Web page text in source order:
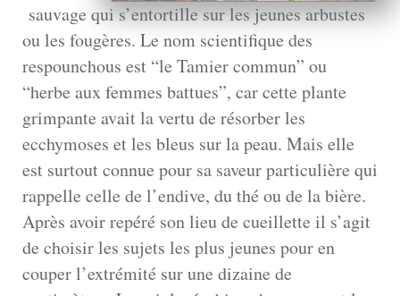
sauvage qui s’entortille sur les jeunes arbustes
ou les fougères. Le nom scientifique des
respounchous est “le Tamier commun” ou
“herbe aux femmes battues”, car cette plante
grimpante avait la vertu de résorber les
ecchymoses et les bleus sur la peau. Mais elle
est surtout connue pour sa saveurparticulière qui
rappelle celle de l’endive, du thé ou de la bière.
Après avoir repéré son lieu de cueillette il s’agit
de choisir les sujets les plus jeunes pour en
couper l’extrémité sur une dizaine de